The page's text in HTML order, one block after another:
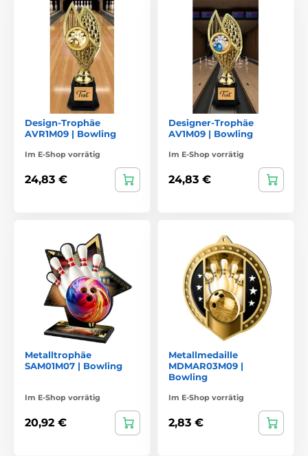
Design-Trophäe
AVR1M09 | Bowling
Im E-Shop vorrätig
24,83 €
Designer-Trophäe
AV1M09 | Bowling
Im E-Shop vorrätig
24,83 €
Metalltrophäe
SAM01M07 | Bowling
Im E-Shop vorrätig
20,92 €
Metallmedaille
MDMAR03M09 |
Bowling
Im E-Shop vorrätig
2,83 €